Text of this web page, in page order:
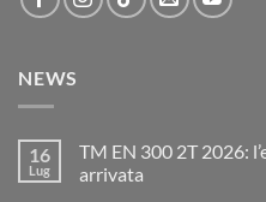
NEWS
16
Lug
TM EN 300 2T 2026:
arrivata